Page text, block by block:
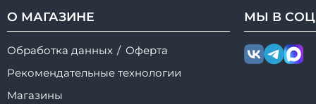
О МАГАЗИНЕ
Обработка данных / Оферта
Рекомендательные технологии
Магазины
МЫ В